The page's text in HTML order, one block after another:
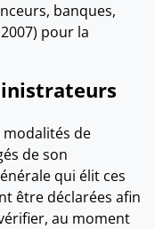
banques,
pour la
de
de son
qui élit ces
être déclarées afin
au moment